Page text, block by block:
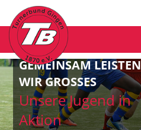
STARTSEITE
NEWS
GEMEINSAM LEISTEN
WIR GROSSES
Unsere Jugend in
Aktion